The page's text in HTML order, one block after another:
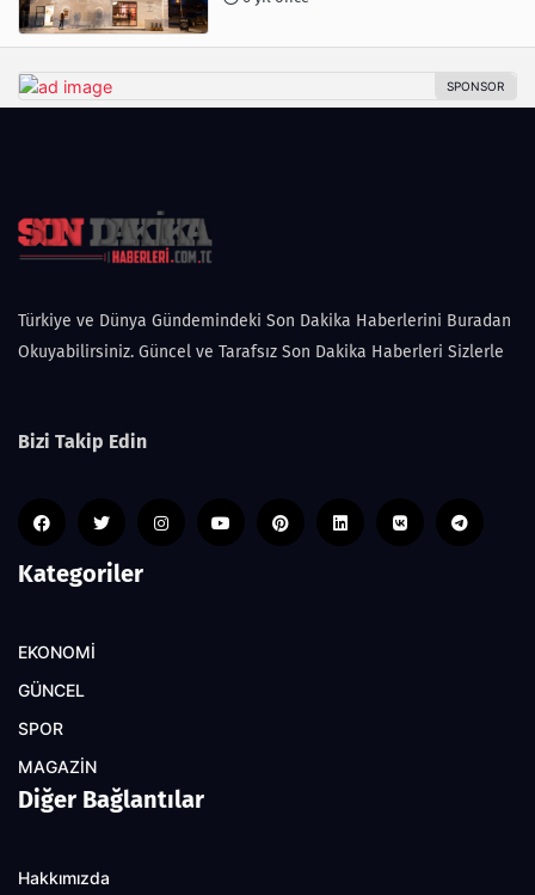
Türkiye ve Dünya Gündemindeki Son Dakika Haberlerini Buradan
Okuyabilirsiniz. Güncel ve Tarafsız Son Dakika Haberleri Sizlerle
Bizi Takip Edin
Kategoriler
EKONOMİ
GÜNCEL
SPOR
MAGAZİN
Diğer Bağlantılar
Hakkımızda